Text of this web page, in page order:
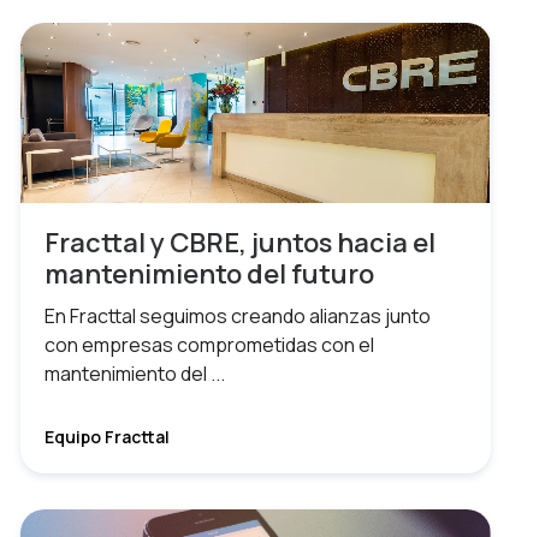
Fracttal y CBRE, juntos hacia el
mantenimiento del futuro
En Fracttal seguimos creando alianzas junto
con empresas comprometidas con el
mantenimiento del ...
Equipo Fracttal